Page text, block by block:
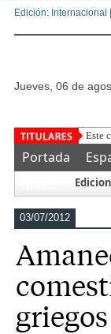
Edición: Internacional |
jueves, 06 de
Este
Portada
03/07/2012